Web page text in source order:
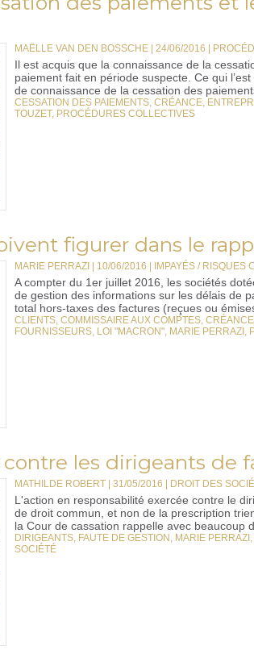
MAËLLE VAN DEN BOSSCHE | 24/06/2016
Il est acquis que la connaissance de la
paiement fait en période suspecte. Ce qui
de connaissance de la cessation des
CESSATION DES PAIEMENTS, CRÉANCE,
TOUZET, PROCÉDURES COLLECTIVES
figurer dans le
MARIE PERRAZI | 10/06/2016 IMPAYÉS / RISQUES
A compter du 1er juillet 2016, les sociétés
de gestion des informations sur les délais de
total hors-taxes des factures (reçues ou
CLIENTS, COMMISSAIRE AUX COMPTES, CRÉANCE
FOURNISSEURS, LOI "MACRON", MARIE PERRAZI ,
les dirigeants de
MATHILDE ROBERT | 31/05/2016 DROIT DES
L'action en responsabilité exercée contre le
de droit commun, et non de la prescription
la Cour de cassation rappelle avec beaucoup
DIRIGEANTS, FAUTE DE GESTION , MARIE PERRAZI ,
SOCIÉTÉ